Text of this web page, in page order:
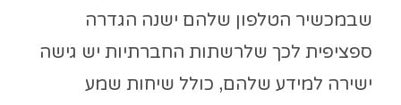
שבמכשיר הטלפון שלהם ישנה הגדרה
ספציפית לכך שלרשתות החברתיות יש גישה
ישירה למידע שלהם, כולל שיחות שמע